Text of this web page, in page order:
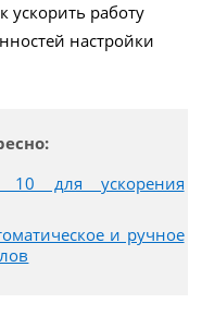
ускорить работу
настройки
10 для ускорения
и ручное